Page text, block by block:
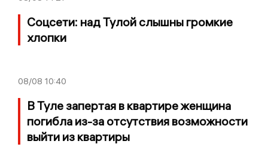
Соцсети: над Тулой слышны громкие
хлопки
08/08 10:40
В Туле запертая в квартире женщина
погибла из-за отсутствия возможности
выйти из квартиры